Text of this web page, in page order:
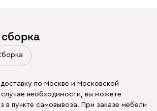
по Москве и Московской
необходимости, вы можете
в пункте самовывоза. При заказе мебели